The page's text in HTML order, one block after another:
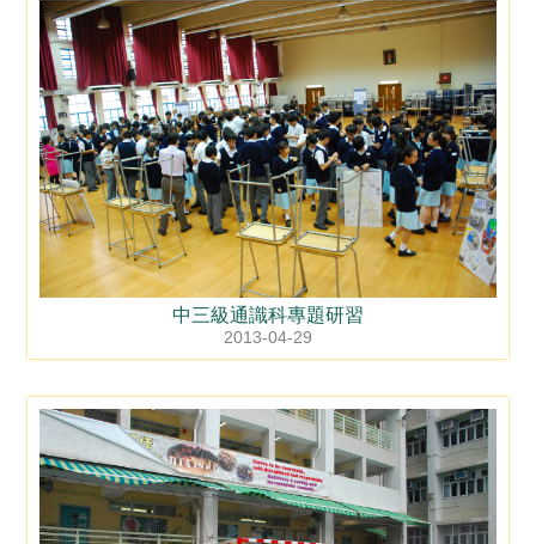
中三級通識科專題研習
2013-04-29